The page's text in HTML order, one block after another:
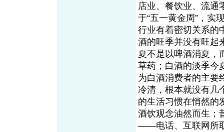
店业、餐饮业、流通
于“五一黄金周”，实
行业有着密切关系的
酒的旺季并没有旺起
夏不是以啤酒消夏，
草药；白酒的淡季今
为白酒消费者的主
冷清，根本就没有几
的生活习惯在悄然的
酒饮观念油然而生；
——电话、互联网所